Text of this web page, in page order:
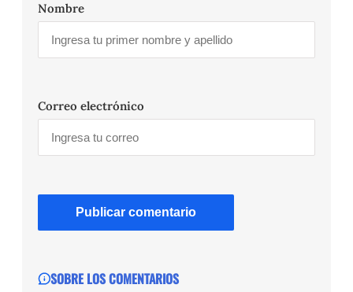
Nombre
Correo electrónico
SOBRE LOS COMENTARIOS